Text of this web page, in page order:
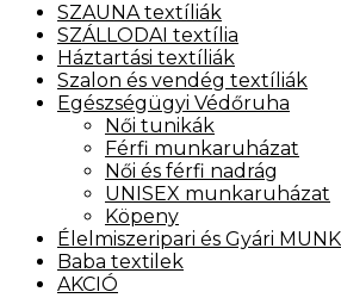
SZAUNA textíliák
SZÁLLODAI textília
Háztartási textíliák
Szalon és vendég textíliák
Egészségügyi Védőruha
Női tunikák
Férfi munkaruházat
Női és férfi nadrág
UNISEX munkaruházat
Köpeny
Élelmiszeripari és Gyári
Baba textilek
AKCIÓ